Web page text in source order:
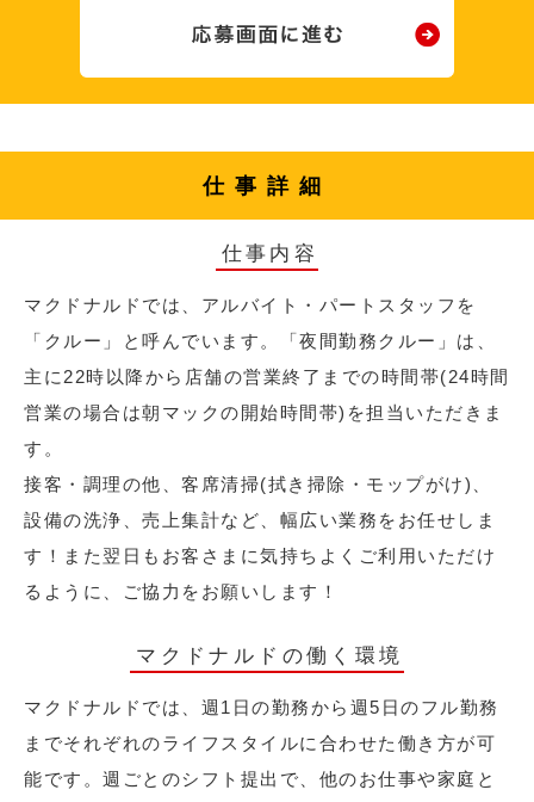
仕事詳細
仕事内容
マクドナルドでは、アルバイト・パートスタッフを
「クルー」と呼んでいます。「夜間勤務クルー」は、
主に22時以降から店舗の営業終了までの時間帯(24時間
営業の場合は朝マックの開始時間帯)を担当いただきま
す。
接客・調理の他、客席清掃(拭き掃除・モップがけ)、
設備の洗浄、売上集計など、幅広い業務をお任せしま
す！また翌日もお客さまに気持ちよくご利用いただけ
るように、ご協力をお願いします！
マクドナルドの働く環境
マクドナルドでは、週1日の勤務から週5日のフル勤務
までそれぞれのライフスタイルに合わせた働き方が可
能です。週ごとのシフト提出で、他のお仕事や家庭と